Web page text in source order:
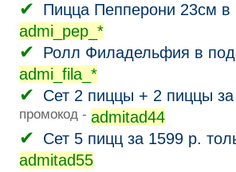
Пицца Пепперони 23см в
admi_pep_*
Ролл Филадельфия в
admi_fila_*
Сет 2 пиццы + 2 пиццы
промокод - admitad44
Сет 5 пицц за 1599 р.
admitad55